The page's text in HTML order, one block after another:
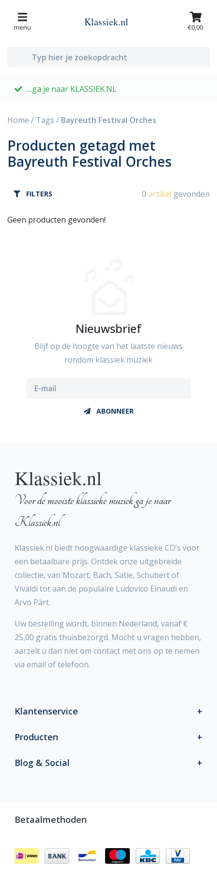
menu Klassiek.nl €0,00
....ga je naar KLASSIEK.NL
Home / Tags / Bayreuth Festival Orches
Producten getagd met
Bayreuth Festival Orches
FILTERS 0 artikel gevonden
Geen producten gevonden!
Nieuwsbrief
Blijf op de hoogte van het laatste nieuws
rondom klassiek muziek
ABONNEER
Klassiek.nl
Voor de mooiste klassieke muziek ga je naar
Klassiek.nl
Klassiek.nl biedt hoogwaardige klassieke CD’s voor
een betaalbare prijs. Ontdek onze uitgebreide
collectie, van Mozart, Bach, Satie, Schubert of
Vivaldi tot aan de populaire Ludovico Einaudi en
Arvo Pärt.
Uw bestelling wordt, binnen Nederland, vanaf €
25,00 gratis thuisbezorgd. Mocht u vragen hebben,
aarzelt u dan niet om contact met ons op te nemen
via email of telefoon.
Klantenservice
Producten
Blog & Social
Betaalmethoden